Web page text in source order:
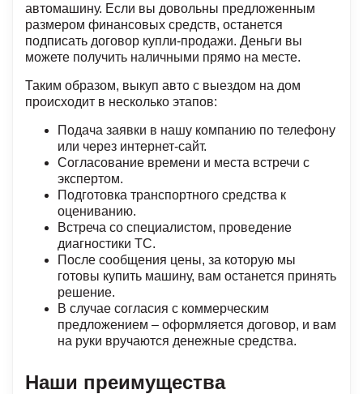
автомашину. Если вы довольны предложенным
размером финансовых средств, останется
подписать договор купли-продажи. Деньги вы
можете получить наличными прямо на месте.
Таким образом, выкуп авто с выездом на дом
происходит в несколько этапов:
Подача заявки в нашу компанию по телефону
или через интернет-сайт.
Согласование времени и места встречи с
экспертом.
Подготовка транспортного средства к
оцениванию.
Встреча со специалистом, проведение
диагностики ТС.
После сообщения цены, за которую мы
готовы купить машину, вам останется принять
решение.
В случае согласия с коммерческим
предложением – оформляется договор, и вам
на руки вручаются денежные средства.
Наши преимущества